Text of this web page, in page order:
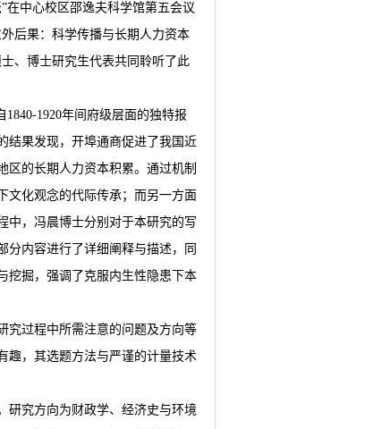
”在中心校区邵逸夫科学馆第五会议
后果：科学传播与长期人力资本
、博士研究生代表共同聆听了此
1840-1920年间府级层面的独特报
结果发现，开埠通商促进了我国近
区的长期人力资本积累。通过机制
文化观念的代际传承；而另一方面
中，冯晨博士分别对于本研究的写
分内容进行了详细阐释与描述，同
挖掘，强调了克服内生性隐患下本
究过程中所需注意的问题及方向等
趣，其选题方法与严谨的计量技术
研究方向为财政学、经济史与环境